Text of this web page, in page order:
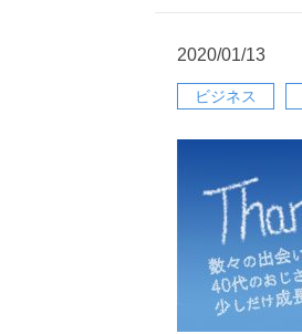
2020/01/13
ビジネス